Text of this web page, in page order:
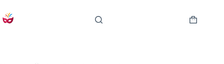
to
content
Shopping